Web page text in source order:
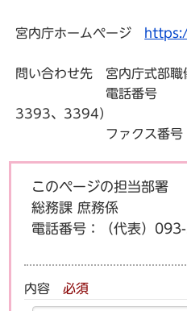
宮内庁ホームページ
問い合わせ先 宮内庁式部職
電話番号 03-
3393、3394）
ファクス番号
このページの担当部署
総務課 庶務係
電話番号：
（代表）
内容 必須